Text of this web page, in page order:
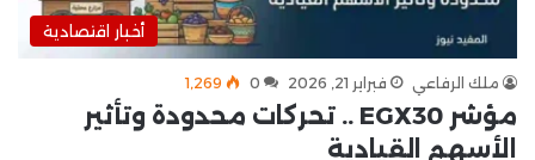
أخبار اقتصادية
ملك الرفاعي فبراير 21, 2026 0 1٬269
مؤشر EGX30 .. تحركات محدودة وتأثير
الأسهم القيادية